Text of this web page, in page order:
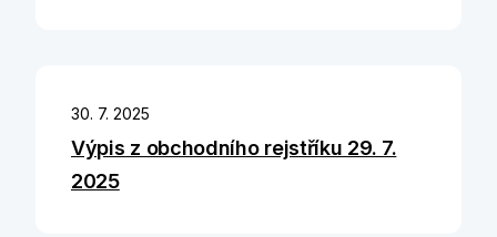
30. 7. 2025
Výpis z obchodního rejstříku 29. 7.
2025